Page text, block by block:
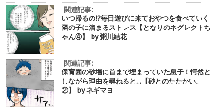
関連記事:
いつ帰るの!?毎日遊びに来ておやつを食べていく
隣の子に溜まるストレス【となりのネグレクトち
ゃん④】 by 粥川結花
関連記事:
保育園の砂場に首まで埋まっていた息子！愕然と
しながら理由を尋ねると…【砂とのたたかい。
②】 by ネギマヨ